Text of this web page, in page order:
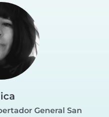
General San